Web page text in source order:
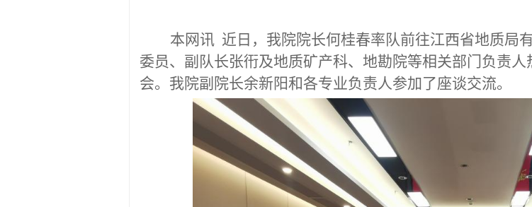
本网讯 近 日， 我院院长何桂春率队前往江西省地质局
委员、副队长张衎及地质矿产科、地勘院等相关部门负责人
会。 我院副院长余新阳和各专业负责人参加了座谈交流。